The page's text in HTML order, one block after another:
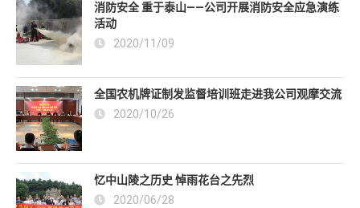
消防安全 重于泰山——公司开展消防安全应急演练
活动
2020/11/09
全国农机牌证制发监督培训班走进我公司观摩交流
2020/10/26
忆中山陵之历史 悼雨花台之先烈
2020/06/28